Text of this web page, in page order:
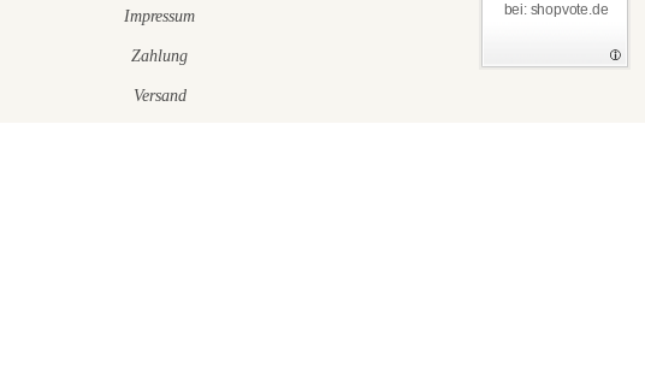
Impressum
Zahlung
Versand
bei: shopvote.de